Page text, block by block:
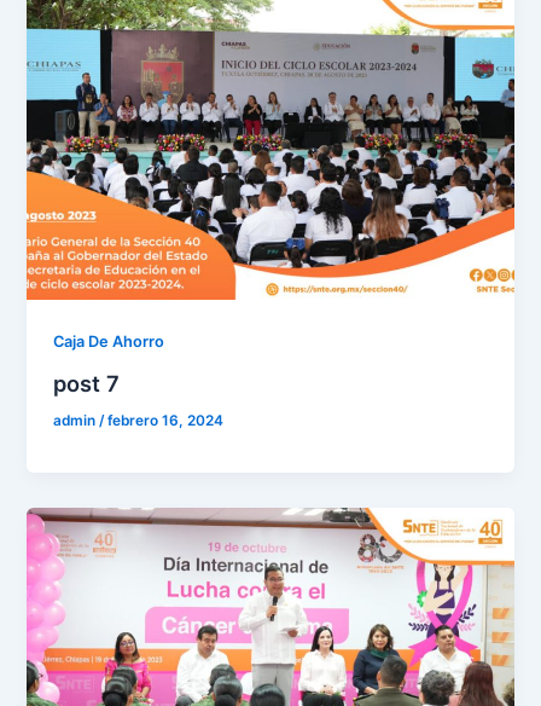
Caja De Ahorro
post 7
admin/febrero 16, 2024